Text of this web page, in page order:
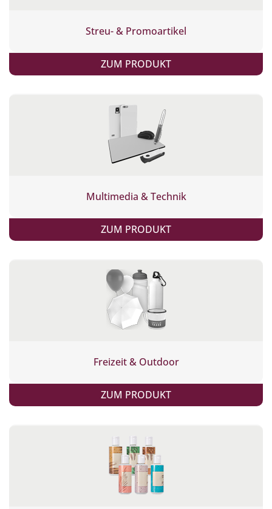
Streu- & Promoartikel
ZUM PRODUKT
Multimedia & Technik
ZUM PRODUKT
Freizeit & Outdoor
ZUM PRODUKT